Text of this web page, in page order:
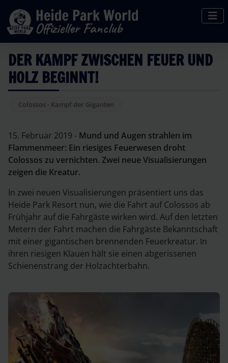
DER KAMPF ZWISCHEN FEUER UND
HOLZ BEGINNT!
Colossos - Kampf der Giganten
15. Februar 2019 - Mund und Augen strahlen im
Flammenmeer: Ein riesiges Feuerwesen droht
Colossos zu vernichten. Zwei neue Visualisierungen
zeigen die Kreatur.
In zwei neuen Visualisierungen präsentiert uns das
Heide Park Resort nun, wie die Fahrt auf Colossos ab
Frühjahr auf die Fahrgäste wirken wird. Auf den letzten
Metern der Fahrt machen die Fahrgäste Bekanntschaft
mit einer gigantischen brennenden Feuerkreatur. In
ihren riesigen Klauen hält sie einen abgerissenen
Schienenstrang der Holzachterbahn.